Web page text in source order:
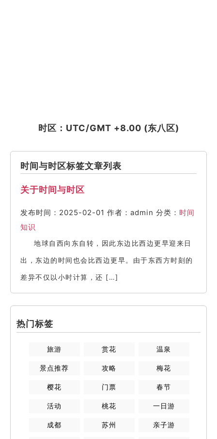
时区：UTC/GMT +8.00 (东八区)
时间与时区标签文章列表
关于时间与时区
发布时间：2025-02-01 作者：admin 分类： 时间
知识
地球自西向东自转，因此东边比西边更早迎来日
出，东边的时间也会比西边更早。由于东西方时刻的
差异不仅以小时计算，还 […]
热门标签
旅游 赏花 温泉
景点推荐 攻略 梅花
樱花 门票 春节
活动 桃花 一日游
成都 苏州 亲子游